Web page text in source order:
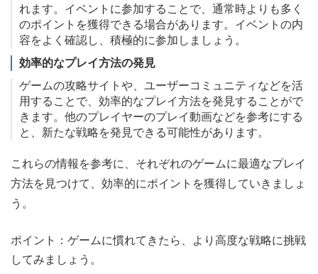
れます。イベントに参加することで、通常時よりも多く
のポイントを獲得できる場合があります。イベントの内
容をよく確認し、積極的に参加しましょう。
効率的なプレイ方法の発見
ゲームの攻略サイトや、ユーザーコミュニティなどを活
用することで、効率的なプレイ方法を発見することがで
きます。他のプレイヤーのプレイ動画などを参考にする
と、新たな戦略を発見できる可能性があります。
これらの情報を参考に、それぞれのゲームに最適なプレイ
方法を見つけて、効率的にポイントを獲得していきましょ
う。
ポイント：ゲームに慣れてきたら、より高度な戦略に挑戦
してみましょう。